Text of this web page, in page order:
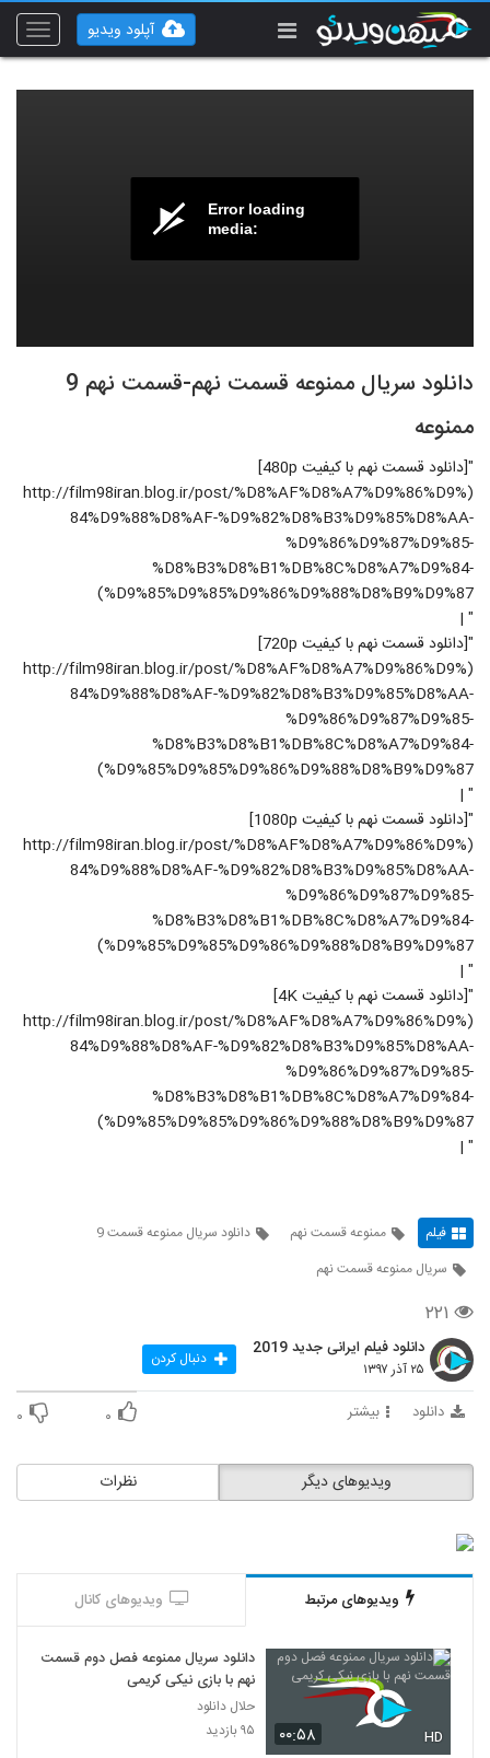
Toggle
آپلود ویدیو
Error loading
media:
دانلود سریال ممنوعه قسمت نهم-قسمت نهم 9
ممنوعه
"[دانلود قسمت نهم با کیفیت 480p]
(http://film98iran.blog.ir/post/%D8%AF%D8%A7%D9%86%D9%
84%D9%88%D8%AF-%D9%82%D8%B3%D9%85%D8%AA-
%D9%86%D9%87%D9%85-
%D8%B3%D8%B1%DB%8C%D8%A7%D9%84-
%D9%85%D9%85%D9%86%D9%88%D8%B9%D9%87)
" |
"[دانلود قسمت نهم با کیفیت 720p]
(http://film98iran.blog.ir/post/%D8%AF%D8%A7%D9%86%D9%
84%D9%88%D8%AF-%D9%82%D8%B3%D9%85%D8%AA-
%D9%86%D9%87%D9%85-
%D8%B3%D8%B1%DB%8C%D8%A7%D9%84-
%D9%85%D9%85%D9%86%D9%88%D8%B9%D9%87)
" |
"[دانلود قسمت نهم با کیفیت 1080p]
(http://film98iran.blog.ir/post/%D8%AF%D8%A7%D9%86%D9%
84%D9%88%D8%AF-%D9%82%D8%B3%D9%85%D8%AA-
%D9%86%D9%87%D9%85-
%D8%B3%D8%B1%DB%8C%D8%A7%D9%84-
%D9%85%D9%85%D9%86%D9%88%D8%B9%D9%87)
" |
"[دانلود قسمت نهم با کیفیت 4K]
(http://film98iran.blog.ir/post/%D8%AF%D8%A7%D9%86%D9%
84%D9%88%D8%AF-%D9%82%D8%B3%D9%85%D8%AA-
%D9%86%D9%87%D9%85-
%D8%B3%D8%B1%DB%8C%D8%A7%D9%84-
%D9%85%D9%85%D9%86%D9%88%D8%B9%D9%87)
" |
فیلم ممنوعه قسمت نهم
دانلود سریال ممنوعه قسمت 9
سریال ممنوعه قسمت نهم
۲۲۱
دانلود فیلم ایرانی جدید 2019
۲۵ آذر ۱۳۹۷ دنبال کردن
دانلود بیشتر ۰ ۰
نظرات ویدیوهای دیگر
ویدیوهای مرتبط ویدیوهای کانال
۰۰:۵۸ HD
دانلود سریال ممنوعه فصل دوم قسمت
نهم با بازی نیکی کریمی
حلال دانلود
۹۵ بازدید